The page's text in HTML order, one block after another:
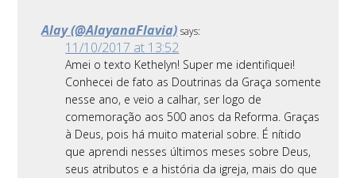
Alay (@AlayanaFlavia) says:
11/10/2017 at 13:52
Amei o texto Kethelyn! Super me identifiquei!
Conhecei de fato as Doutrinas da Graça somente
nesse ano, e veio a calhar, ser logo de
comemoração aos 500 anos da Reforma. Graças
à Deus, pois há muito material sobre. É nítido
que aprendi nesses últimos meses sobre Deus,
seus atributos e a história da igreja, mais do que